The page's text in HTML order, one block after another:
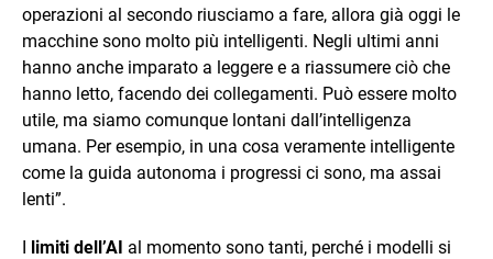
operazioni al secondo riusciamo a fare, allora già oggi le
macchine sono molto più intelligenti. Negli ultimi anni
hanno anche imparato a leggere e a riassumere ciò che
hanno letto, facendo dei collegamenti. Può essere molto
utile, ma siamo comunque lontani dall’intelligenza
umana. Per esempio, in una cosa veramente intelligente
come la guida autonoma i progressi ci sono, ma assai
lenti”.
I limiti dell’AI al momento sono tanti, perché i modelli si